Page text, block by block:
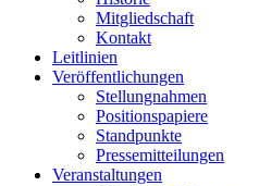
Mitgliedschaft
Kontakt
Leitlinien
Veröffentlichungen
Stellungnahmen
Positionspapiere
Standpunkte
Pressemitteilungen
Veranstaltungen